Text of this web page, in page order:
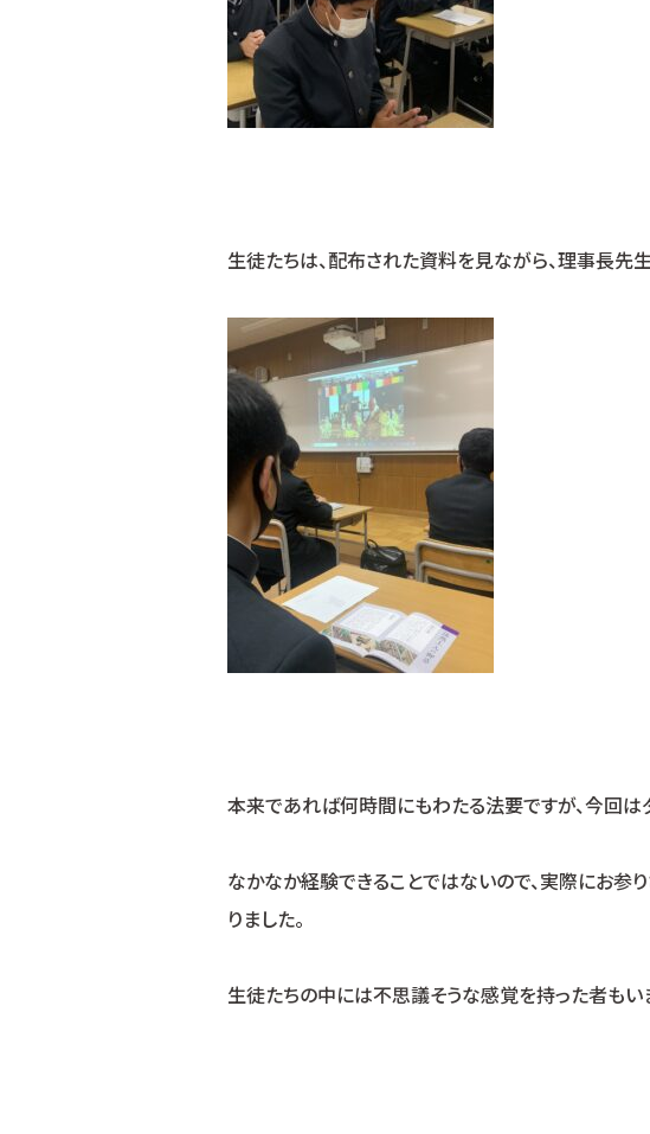
生徒たちは、配布された資料を見ながら、理事長先
本来であれば何時間にもわたる法要ですが、今回は
なかなか経験できることではないので、実際にお参
りました。
生徒たちの中には不思議そうな感覚を持った者もい